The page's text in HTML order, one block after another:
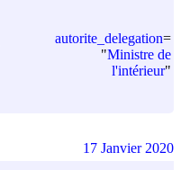
autorite_delegation=
"Ministre de
l'intérieur"
17 Janvier 2020